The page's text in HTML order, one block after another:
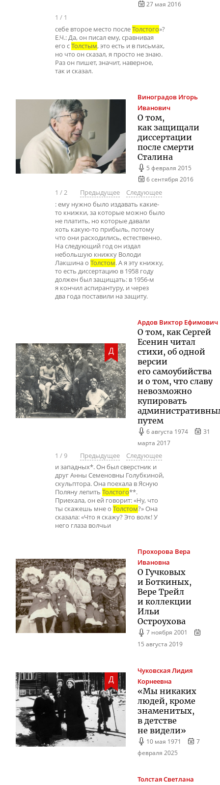
27 мая 2016
1 / 1
себе второе место послеТолстого»?
Е.Ч.: Да, он писал ему, сравнивая
его сТолстым, это есть и в письмах,
но что он сказал, я просто не знаю.
Раз он пишет, значит, наверное,
так и сказал.
Виноградов Игорь
Иванович
О том,
как защищали
диссертации
после смерти
Сталина
5 февраля 2015
6 сентября 2016
1 /2 Предыдущее
Следующее
: ему нужно было издавать какие-
то книжки, за которые можно было
не платить, но которые давали
хоть какую-то прибыль, потому
что они расходились, естественно.
На следующий год он издал
небольшую книжку Володи
Лакшина о Толстом. А я эту книжку,
то есть диссертацию в 1958 году
должен был защищать: в 1956-м
я кончил аспирантуру, и через
два года поставили на защиту.
Д
Ардов Виктор Ефимович
О том, как Сергей
Есенин читал
стихи, об одной
версии
его самоубийства
и о том, что славу
невозможно
купировать
путем
6 августа 1974
31
марта 2017
1 /9 Предыдущее
Следующее
и западных*. Он был сверстник и
друг Анны Семеновны Голубкиной,
скульптора. Она поехала в Ясную
Поляну лепить Толстого**.
Приехала, он ей говорит: «Ну, что
ты скажешь мне о Толстом?» Она
сказала: «Что я скажу? Это волк! У
него глаза волчьи
Прохорова Вера
Ивановна
О Гучковых
и Боткиных,
Вере Трейл
и коллекции
Ильи
Остроухова
7 ноября 2001
15 августа 2019
Д
ЧуковскаяЛидия
Корнеевна
«Мы никаких
людей, кроме
знаменитых,
в детстве
не видели»
10 мая 1971
7
февраля 2025
ТолстаяСветлана